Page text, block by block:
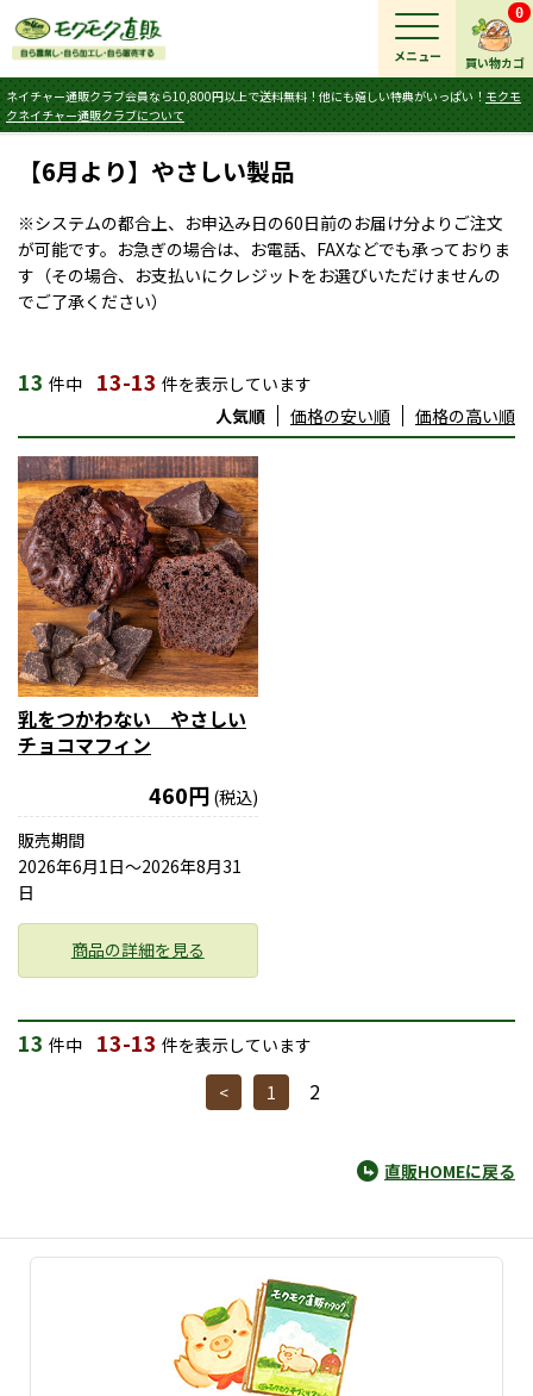
買い物カゴ
0
ネイチャー通販クラブ会員なら10,800円以上で送料無料！他にも嬉しい特典がいっぱい！ モクモ
クネイチャー通販クラブについて
メニュー
【6月より】やさしい製品
※システムの都合上、お申込み日の60日前のお届け分よりご注文
が可能です。お急ぎの場合は、お電話、FAXなどでも承っておりま
す（その場合、お支払いにクレジットをお選びいただけませんの
でご了承ください）
13 件中 13-13 件を表示しています
人気順
価格の安い順 価格の高い順
乳をつかわない やさしい
チョコマフィン
460円 (税込)
販売期間
2026年6月1日〜2026年8月31
日
商品の詳細を見る
13 件中 13-13 件を表示しています
<
1 2
直販HOMEに戻る